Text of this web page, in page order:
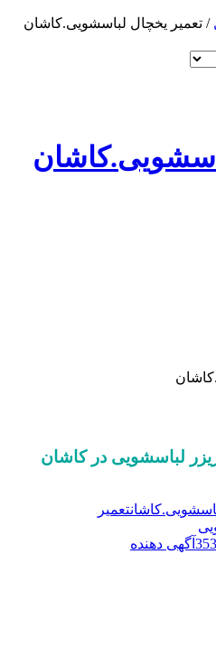
یخچال لباسشویی.کاشان
لباسشویی در کاشان
تعمیر
دهنده